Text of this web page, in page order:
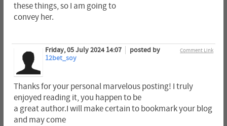
these things, so I am going to
convey her.
Comment Link
Friday, 05 July 2024 14:07
posted by
12bet_soy
Thanks for your personal marvelous posting! I truly
enjoyed reading it, you happen to be
a great author.I will make certain to bookmark your blog
and may come